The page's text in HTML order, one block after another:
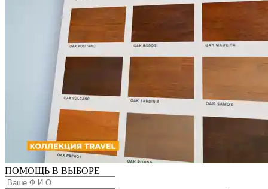
ПОМОЩЬ В ВЫБОРЕ